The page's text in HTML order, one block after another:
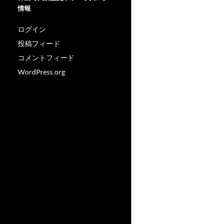
情報
ログイン
投稿フィード
コメントフィード
WordPress.org